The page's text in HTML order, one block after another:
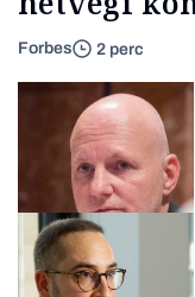
Forbes 2 perc